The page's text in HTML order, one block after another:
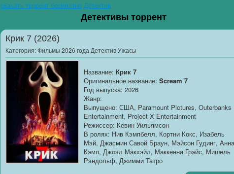
скачать торрент бесплатно Детектив
Детективы торрент
Крик 7 (2026)
Категория:Фильмы 2026 года Детектив Ужасы
Название: Крик 7
Оригинальное название: Scream 7
Год выпуска: 2026
Жанр:
Выпущено: США, Paramount Pictures, Outerbanks
Entertainment, Project X Entertainment
Режиссер: Кевин Уильямсон
В ролях: Нив Кэмпбелл, Кортни Кокс, Изабель
Мэй, Джасмин Савой Браун, Мэйсон Гудинг, Анна
Кэмп, Джоэл Макхэйл, Маккенна Грэйс, Мишель
Рэндольф, Джимми Татро